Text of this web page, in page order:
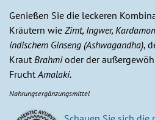
Genießen Sie die leckeren
Kräutern wie Zimt, Ingwer,
indischem Ginseng (Ashwagandha),
KrautBrahmioder der
FruchtAmalaki.
Nahrungsergänzungsmittel